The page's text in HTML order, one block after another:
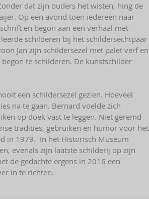
dat zijn ouders het wisten, hing de
Op een avond toen iedereen naar
en begon aan een verhaal met
schilderen bij het schildersechtpaar
Jan zijn schildersezel met palet verf en
te schilderen. De kunstschilder
een schildersezel gezien. Hoeveel
na te gaan. Bernard voelde zich
op doek vast te leggen. Niet geremd
tradities, gebruiken en humor voor het
in 1979.  In het Historisch Museum
evenals zijn laatste schilderij op zijn
de gedachte ergens in 2016 een
in te richten.